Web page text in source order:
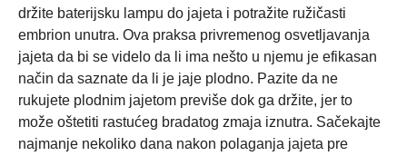
držite baterijsku lampu do jajeta i potražite ružičasti
embrion unutra. Ova praksa privremenog osvetljavanja
jajeta da bi se videlo da li ima nešto u njemu je efikasan
način da saznate da li je jaje plodno. Pazite da ne
rukujete plodnim jajetom previše dok ga držite, jer to
može oštetiti rastućeg bradatog zmaja iznutra. Sačekajte
najmanje nekoliko dana nakon polaganja jajeta pre